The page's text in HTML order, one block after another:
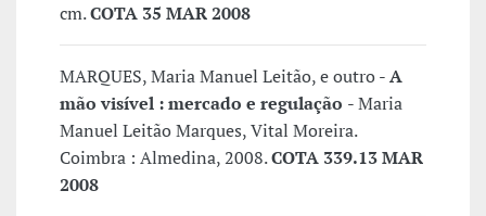
cm.COTA 35 MAR 2008
MARQUES, Maria Manuel Leitão, e outro -A
mão visível : mercado e regulação - Maria
Manuel Leitão Marques, Vital Moreira.
Coimbra : Almedina, 2008.COTA 339.13 MAR
2008